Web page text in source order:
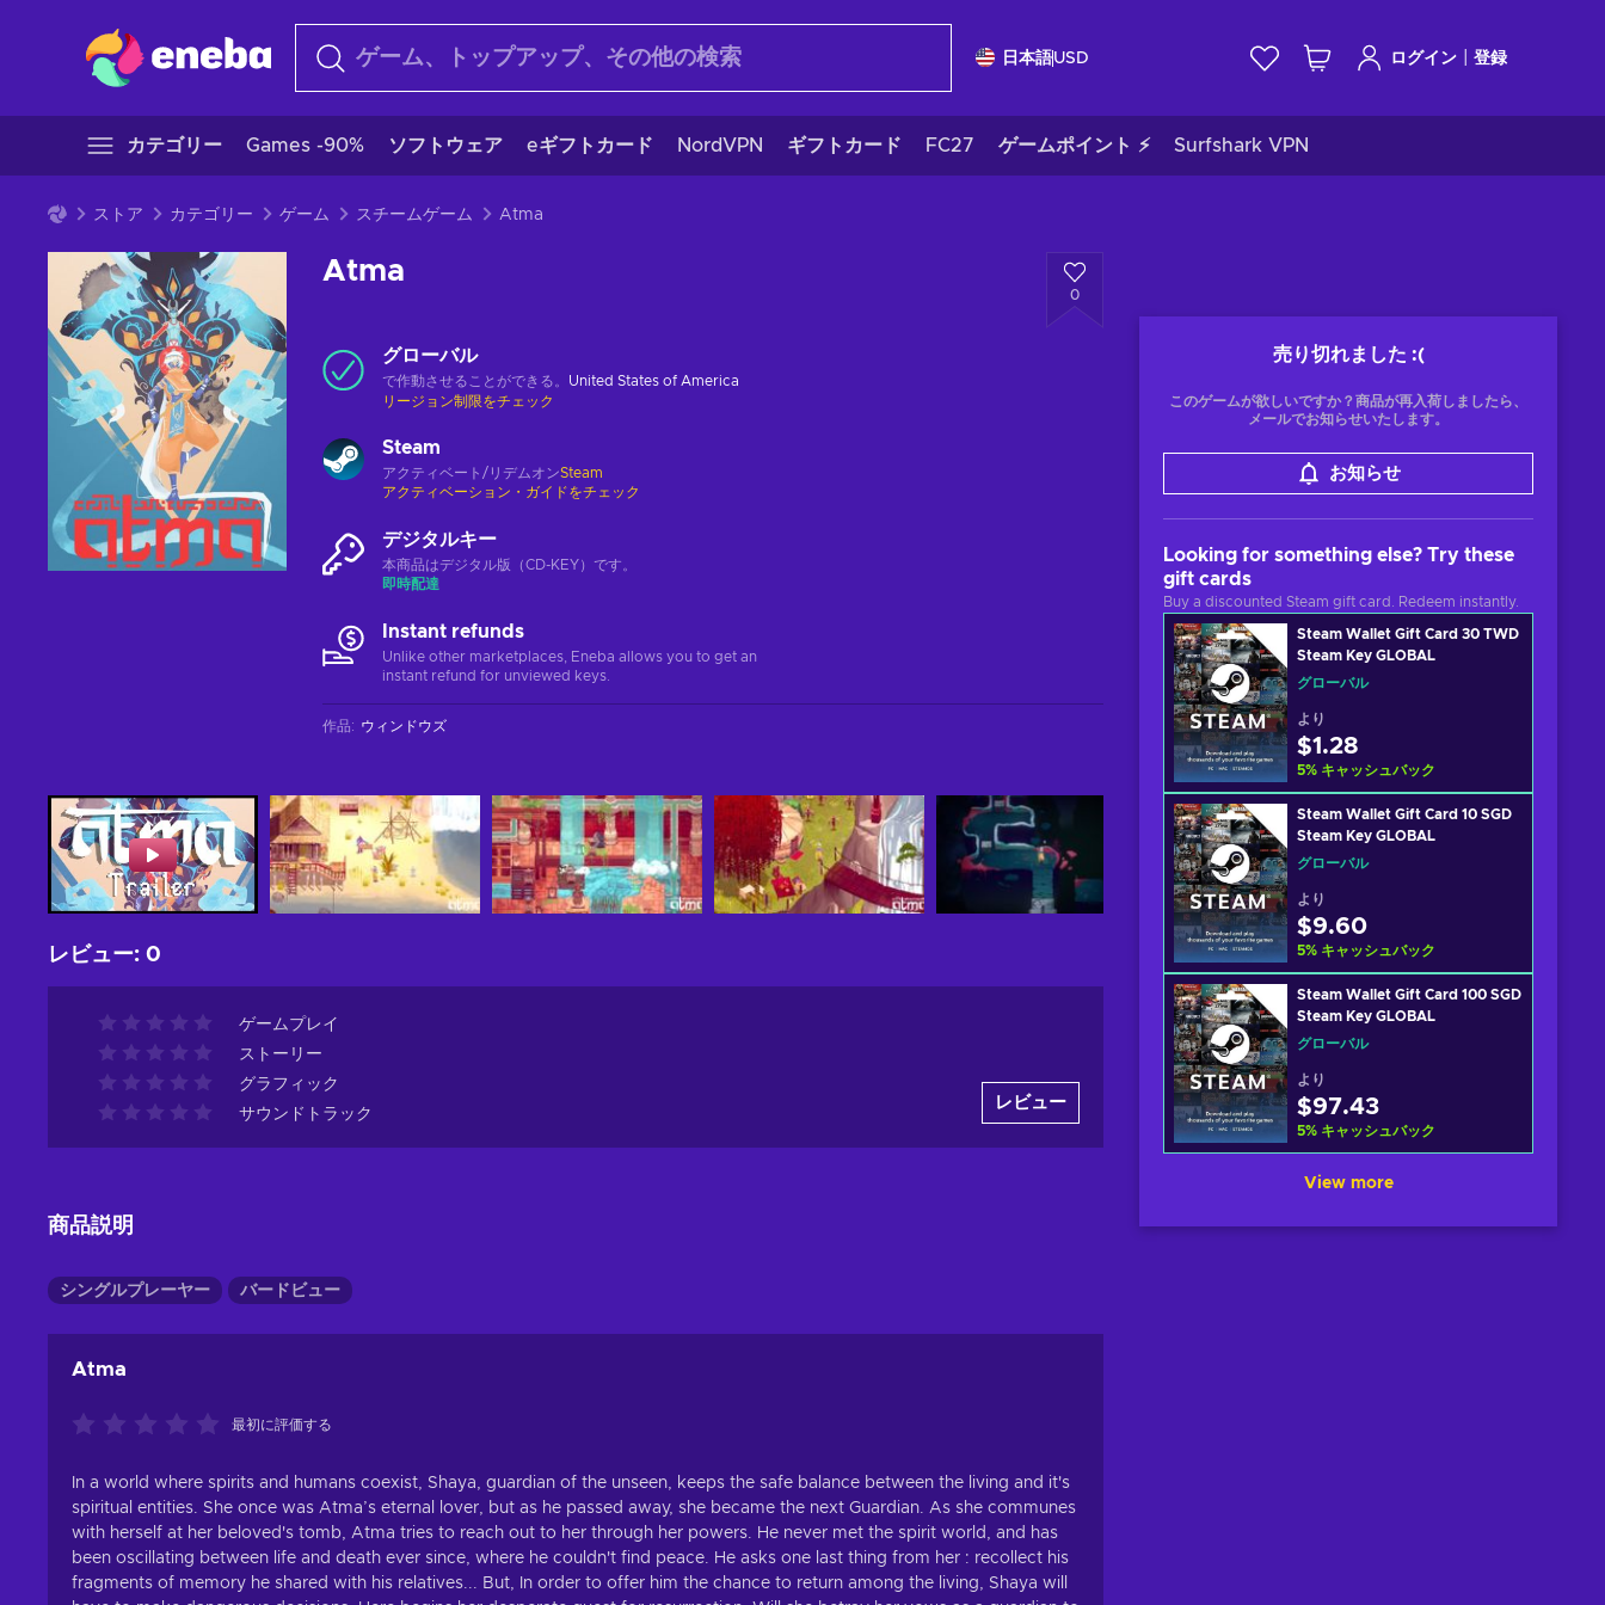
日本語USD ログイン 登録
カテゴリー Games -90% ソフトウェア eギフトカード NordVPN ギフトカード FC27 ゲームポイント ⚡ Surfshark VPN
ストア カテゴリー ゲーム スチームゲーム Atma
Atma
0
売り切れました :(
このゲームが欲しいですか？商品が再入荷しましたら、
メールでお知らせいたします。
お知らせ
Looking for something else? Try these
gift cards
Buy a discounted Steam gift card. Redeem instantly.
Steam Wallet Gift Card 30 TWD
Steam Key GLOBAL
グローバル
より
$1.28
5% キャッシュバック
Steam Wallet Gift Card 10 SGD
Steam Key GLOBAL
グローバル
より
$9.60
5% キャッシュバック
Steam Wallet Gift Card 100 SGD
Steam Key GLOBAL
グローバル
より
$97.43
5% キャッシュバック
View more
グローバル
で作動させることができる。 United States of America
リージョン制限をチェック
Steam
アクティベート/リデムオンSteam
アクティベーション・ガイドをチェック
デジタルキー
本商品はデジタル版（CD-KEY）です。
即時配達
Instant refunds
Unlike other marketplaces, Eneba allows you to get an
instant refund for unviewed keys.
作品: ウィンドウズ
レビュー: 0
ゲームプレイ
ストーリー
グラフィック
サウンドトラック
レビュー
商品説明
シングルプレーヤー バードビュー
Atma
最初に評価する
In a world where spirits and humans coexist, Shaya, guardian of the unseen, keeps the safe balance between the living and it's
spiritual entities. She once was Atma’s eternal lover, but as he passed away, she became the next Guardian. As she communes
with herself at her beloved's tomb, Atma tries to reach out to her through her powers. He never met the spirit world, and has
been oscillating between life and death ever since, where he couldn't find peace. He asks one last thing from her : recollect his
fragments of memory he shared with his relatives... But, In order to offer him the chance to return among the living, Shaya will